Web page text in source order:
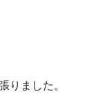
りました。